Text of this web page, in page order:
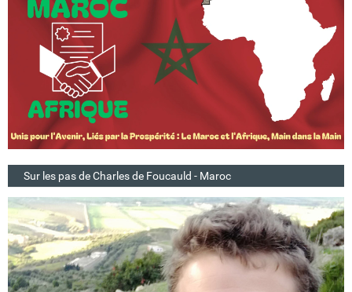
Sur les pas de Charles de Foucauld - Maroc